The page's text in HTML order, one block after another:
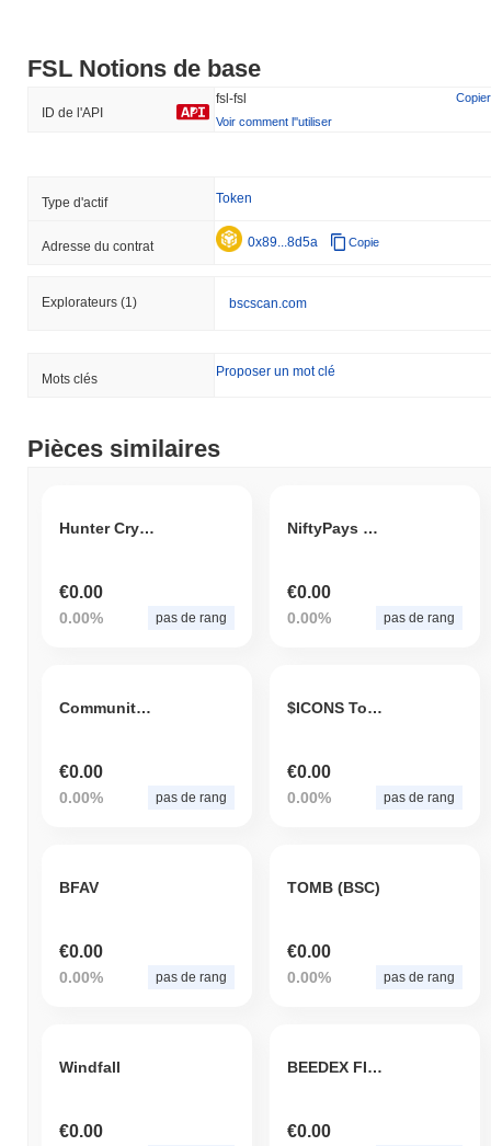
FSL Notions de base
ID de l'API
fsl-fsl
Copier
Voir comment l''utiliser
Type d'actif Token
Adresse du contrat 0x89...8d5a Copie
Explorateurs (1) bscscan.com
Mots clés Proposer un mot clé
Pièces similaires
Hunter Crypto Coin
€0.00
0.00% pas de rang
NiftyPays Token
€0.00
0.00% pas de rang
Community Vote Power
€0.00
0.00% pas de rang
$ICONS Token [via ChainPort.io]
€0.00
0.00% pas de rang
BFAV
€0.00
0.00% pas de rang
TOMB (BSC)
€0.00
0.00% pas de rang
Windfall
€0.00
BEEDEX FINANCE
€0.00